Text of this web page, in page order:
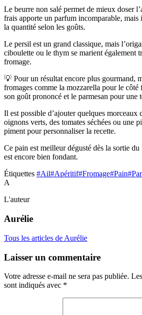
Le beurre non salé permet de mieux doser
frais apporte un parfum incomparable, mais
la quantité selon les goûts.
Le persil est un grand classique, mais
ciboulette ou le thym se marient également
fromage.
💡 Pour un résultat encore plus gourmand,
fromages comme la mozzarella pour le
son goût prononcé et le parmesan pour une
Il est possible d’ajouter quelques morceaux
oignons verts, des tomates séchées ou une
piment pour personnaliser la recette.
Ce pain est meilleur dégusté dès la sortie
est encore bien fondant.
Étiquettes #Ail#Apéritif#Fromage#Pain
A
L'auteur
Aurélie
Tous les articles de Aurélie
Laisser un commentaire
Votre adresse e-mail ne sera pas publiée.
sont indiqués avec *